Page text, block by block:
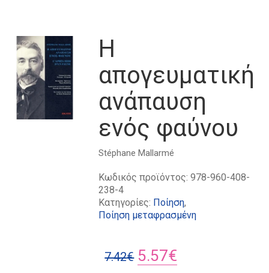
Η
απογευματική
ανάπαυση
ενός φαύνου
Stéphane Mallarmé
Κωδικός προϊόντος:978-960-408-
238-4
Κατηγορίες: Ποίηση,
Ποίηση μεταφρασμένη
7.42€ Original
5.57€